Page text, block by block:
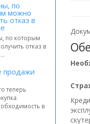
по
можно
отказ в
по которым
отказ в
продажи
теперь
в